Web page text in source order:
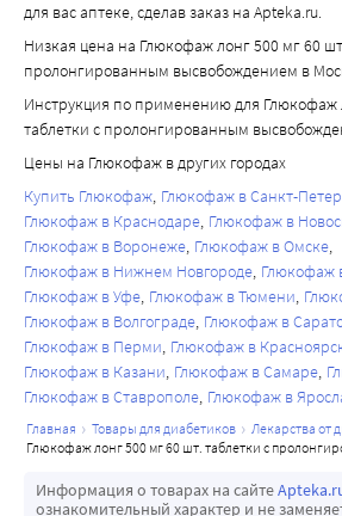
для вас аптеке, сделав заказ на Apteka.ru.
Низкая цена на Глюкофаж лонг 500 мг 60
пролонгированным высвобождением в
Инструкция по применению для Глюкофаж
таблетки с пролонгированным
Цены на Глюкофаж в других городах
Купить Глюкофаж Глюкофаж в Санкт-
Глюкофаж в Краснодаре Глюкофаж в
Глюкофаж в Воронеже Глюкофаж в Омске
Глюкофаж в Нижнем Новгороде Глюкофаж
Глюкофаж в Уфе Глюкофаж в Тюмени
Глюкофаж в Волгограде Глюкофаж в
Глюкофаж в Перми Глюкофаж в
Глюкофаж в Казани Глюкофаж в Самаре
Глюкофаж в Ставрополе Глюкофаж в
главная товары для диабетиков лекарства от
глюкофаж лонг 500 мг 60 шт. таблетки с
Информация о товарах на сайте
ознакомительный характер и не